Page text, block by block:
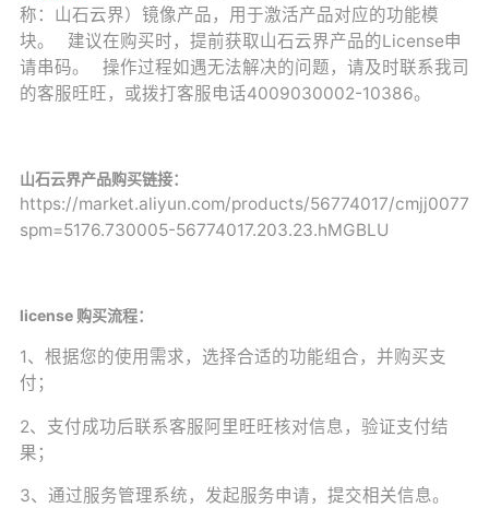
称：山石云界）镜像产品，用于激活产品对应的功能模
块。 建议在购买时，提前获取山石云界产品的License申
请串码。 操作过程如遇无法解决的问题，请及时联系我司
的客服旺旺，或拨打客服电话4009030002-10386。
山石云界产品购买链接：
https://market.aliyun.com/products/56774017/
spm=5176.730005-56774017.203.23.hMGBLU
license 购买流程：
1、根据您的使用需求，选择合适的功能组合，并购买支
付；
2、支付成功后联系客服阿里旺旺核对信息，验证支付结
果；
3、通过服务管理系统，发起服务申请，提交相关信息。